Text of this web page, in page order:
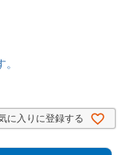
に入りに登録する